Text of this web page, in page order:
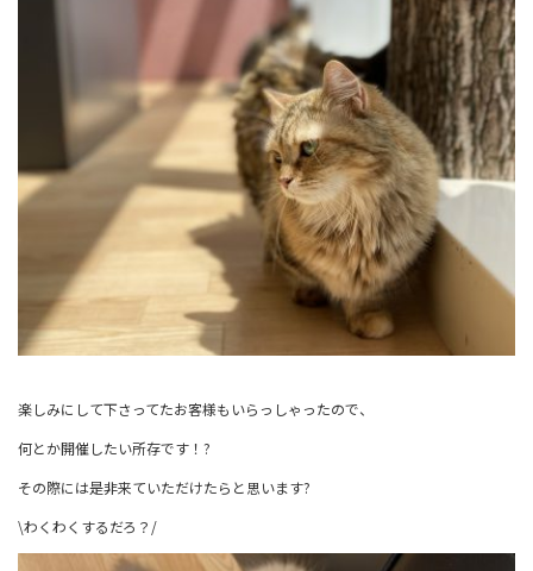
楽しみにして下さってたお客様もいらっしゃったので、
何とか開催したい所存です！?
その際には是非来ていただけたらと思います?
\わくわくするだろ？/